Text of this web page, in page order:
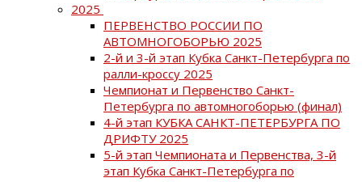
2025
ПЕРВЕНСТВО РОССИИ ПО
АВТОМНОГОБОРЬЮ 2025
2-й и 3-й этап Кубка Санкт-Петербурга по
ралли-кроссу 2025
Чемпионат и Первенство Санкт-
Петербурга по автомногоборью (финал)
4-й этап КУБКА САНКТ-ПЕТЕРБУРГА ПО
ДРИФТУ 2025
5-й этап Чемпионата и Первенства, 3-й
этап Кубка Санкт-Петербурга по